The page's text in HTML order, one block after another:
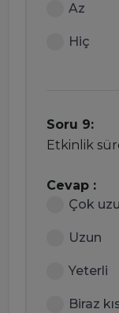
Az
Hiç
Soru 9:
Etkinlik
Cevap :
Çok
Uzun
Yeterli
Biraz